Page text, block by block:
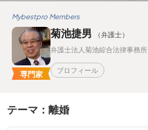
Mybestpro Members
専門家
菊池捷男
（弁護士）
弁護士法人菊池綜合法律事務所
プロフィール
テーマ：離婚